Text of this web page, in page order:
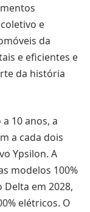
e
da
e eficientes e
da história
10 anos, a
a cada dois
Ypsilon. A
modelos 100%
em 2028,
elétricos. O